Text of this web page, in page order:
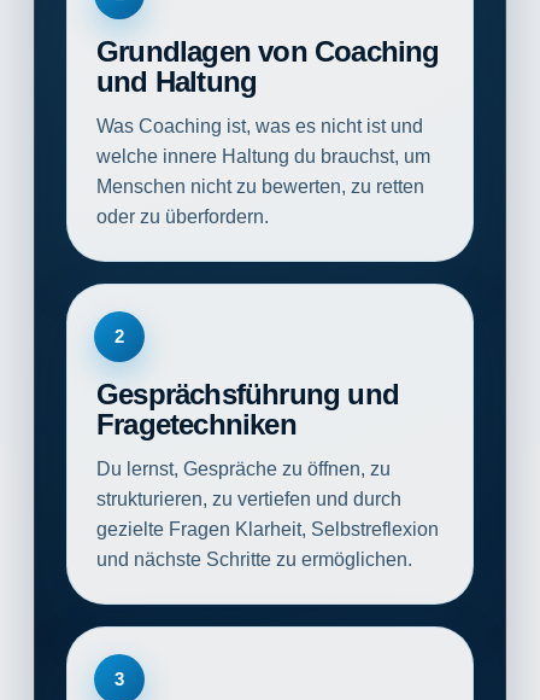
Grundlagen von Coaching
und Haltung
Was Coaching ist, was es nicht ist und
welche innere Haltung du brauchst, um
Menschen nicht zu bewerten, zu retten
oder zu überfordern.
2
Gesprächsführung und
Fragetechniken
Du lernst, Gespräche zu öffnen, zu
strukturieren, zu vertiefen und durch
gezielte Fragen Klarheit, Selbstreflexion
und nächste Schritte zu ermöglichen.
3